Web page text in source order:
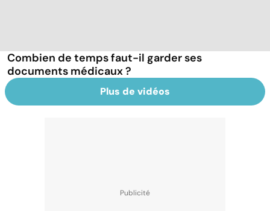
Combien de temps faut-il garder ses
documents médicaux ?
Plus de vidéos